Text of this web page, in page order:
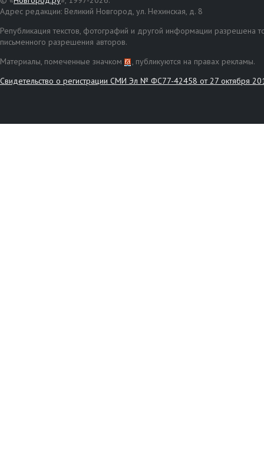
Адрес редакции: Великий Новгород, ул. Нехинская, д. 8
Републикация текстов, фотографий и другой информации разрешена
письменного разрешения авторов.
Материалы, помеченные значком
, публикуются на правах рекламы.
Свидетельство о регистрации СМИ Эл № ФС77-42458 от 27 октября